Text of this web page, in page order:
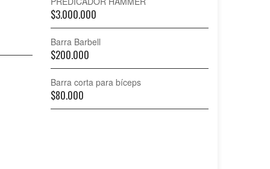
$3.000.000
Barra Barbell
$200.000
Barra corta para bíceps
$80.000